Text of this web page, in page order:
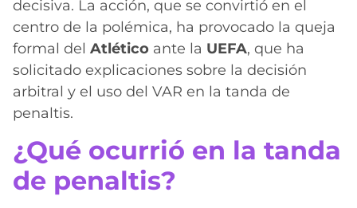
decisiva. La acción, que se convirtió en el
centro de la polémica, ha provocado la queja
formal del Atlético ante la UEFA, que ha
solicitado explicaciones sobre la decisión
arbitral y el uso del VAR en la tanda de
penaltis.
¿Qué ocurrió en la tanda
de penaltis?